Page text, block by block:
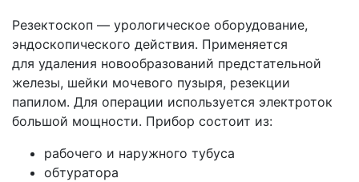
Резектоскоп — урологическое оборудование,
эндоскопического действия. Применяется
для удаления новообразований предстательной
железы, шейки мочевого пузыря, резекции
папилом. Для операции используется электроток
большой мощности. Прибор состоит из:
рабочего и наружного тубуса
обтуратора